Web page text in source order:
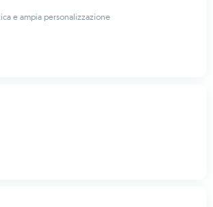
e ampia personalizzazione